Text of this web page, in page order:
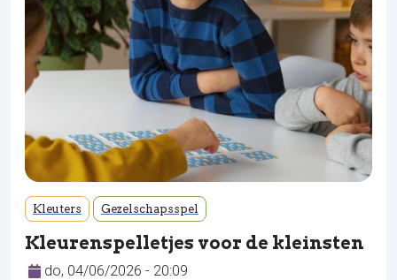
Kleuters Gezelschapsspel
Kleurenspelletjes voor de kleinsten
do, 04/06/2026 - 20:09